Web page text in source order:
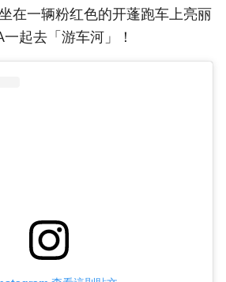
在一辆粉红色的开蓬跑车上亮丽
起去「游车河」！